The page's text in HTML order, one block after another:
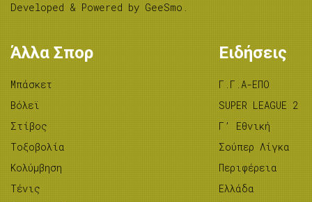
Developed & Powered by GeeSmo .
Άλλα Σπορ
Μπάσκετ
Βόλεϊ
Στίβος
Tοξοβολία
Κολύμβηση
Τένις
Ειδήσεις
Γ.Γ.Α-ΕΠΟ
SUPER LEAGUE 2
Γ’ Εθνική
Σούπερ Λίγκα
Περιφέρεια
Ελλάδα